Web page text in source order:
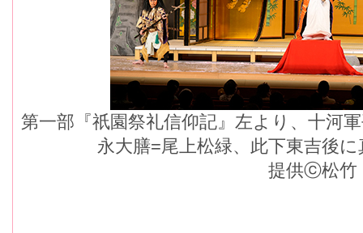
第一部『祇園祭礼信仰記』左より、十河
永大膳=尾上松緑、此下東吉後
提供ⓒ松竹